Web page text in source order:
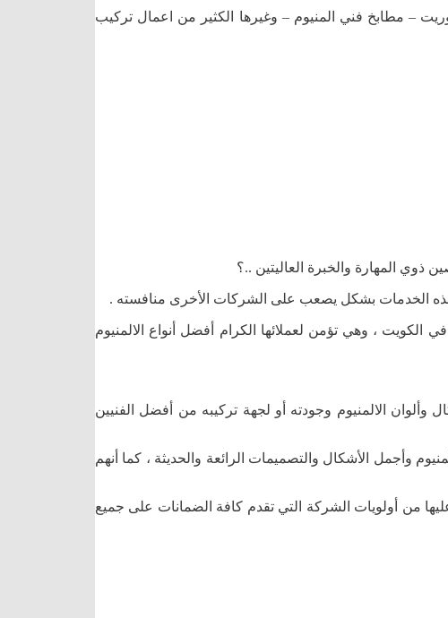
– مطابخ فني المنيوم – وغيرها الكثير من اعمال تركيب
ذوي المهارة والخبرة العاليتين ..؟
الخدمات بشكل يصعب على الشركات الأخرى منافسته .
، وهي تؤمن لعملائها الكرام أفضل أنواع الالمنيوم
الالمنيوم وجودته أو لجهة تركيبه من أفضل الفنيين
وأجمل الأشكال والتصميمات الرائعة والحديثة ، كما أنهم
من أولويات الشركة التي تقدم كافة الضمانات على جميع